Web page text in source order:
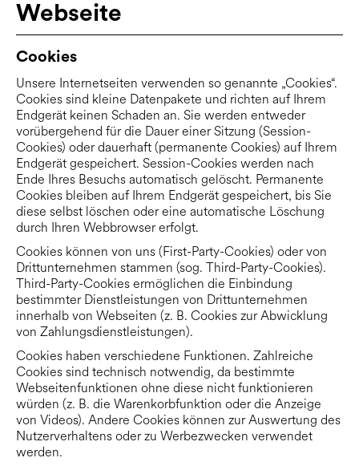
Webseite
Cookies
Unsere Internetseiten verwenden so genannte „Cookies“.
Cookies sind kleine Datenpakete und richten auf Ihrem
Endgerät keinen Schaden an. Sie werden entweder
vorübergehend für die Dauer einer Sitzung (Session-
Cookies) oder dauerhaft (permanente Cookies) auf Ihrem
Endgerät gespeichert. Session-Cookies werden nach
Ende Ihres Besuchs automatisch gelöscht. Permanente
Cookies bleiben auf Ihrem Endgerät gespeichert, bis Sie
diese selbst löschen oder eine automatische Löschung
durch Ihren Webbrowser erfolgt.
Cookies können von uns (First-Party-Cookies) oder von
Drittunternehmen stammen (sog. Third-Party-Cookies).
Third-Party-Cookies ermöglichen die Einbindung
bestimmter Dienstleistungen von Drittunternehmen
innerhalb von Webseiten (z. B. Cookies zur Abwicklung
von Zahlungsdienstleistungen).
Cookies haben verschiedene Funktionen. Zahlreiche
Cookies sind technisch notwendig, da bestimmte
Webseitenfunktionen ohne diese nicht funktionieren
würden (z. B. die Warenkorbfunktion oder die Anzeige
von Videos). Andere Cookies können zur Auswertung des
Nutzerverhaltens oder zu Werbezwecken verwendet
werden.